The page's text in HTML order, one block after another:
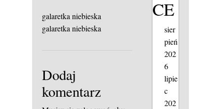
galaretka niebieska
galaretka niebieska
Dodaj
komentarz
CE
sier
pień
202
6
lipie
c
202